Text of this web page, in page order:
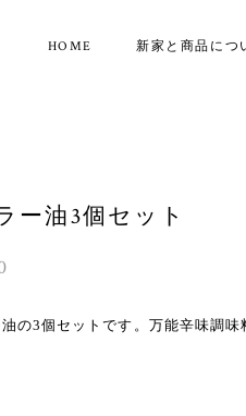
HOME 新家と商品につ
ー油3個セット
の3個セットです。万能辛味調